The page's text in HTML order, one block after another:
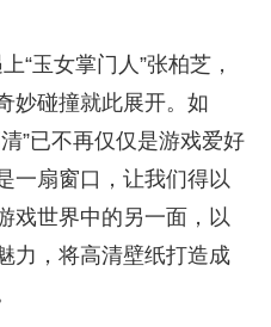
“玉女掌门人”张柏芝，
妙碰撞就此展开。如
”已不再仅仅是游戏爱好
一扇窗口，让我们得以
戏世界中的另一面，以
力，将高清壁纸打造成